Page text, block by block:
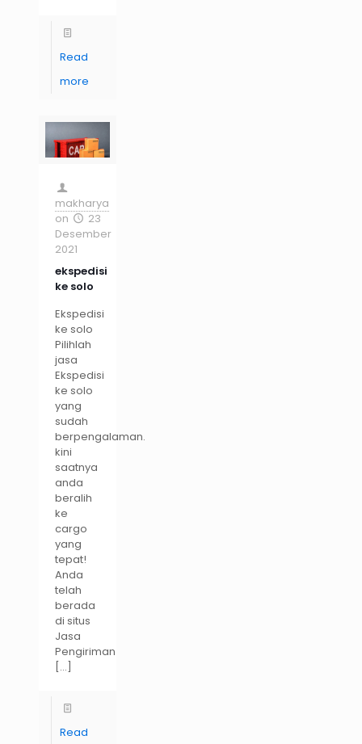
Read
more
makharya
on
23
Desember
2021
ekspedisi
ke solo
Ekspedisi
ke solo
Pilihlah
jasa
Ekspedisi
ke solo
yang
sudah
berpengalaman.
kini
saatnya
anda
beralih
ke
cargo
yang
tepat!
Anda
telah
berada
di situs
Jasa
Pengiriman
[…]
Read